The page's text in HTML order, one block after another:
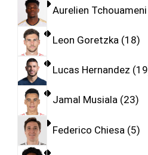
Aurelien Tchouameni
Leon Goretzka 18
Lucas Hernandez 19
Jamal Musiala 23
Federico Chiesa 5